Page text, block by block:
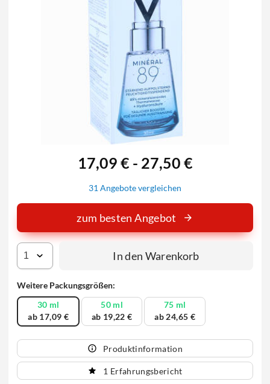
Weitere Packungsgrößen:
30 ml
ab 17,09 €
50 ml
ab 19,22 €
75 ml
ab 24,65 €
Produktinformation
1 Erfahrungsbericht
17,09 € - 27,50 €
31 Angebote vergleichen
zum besten Angebot
In den Warenkorb